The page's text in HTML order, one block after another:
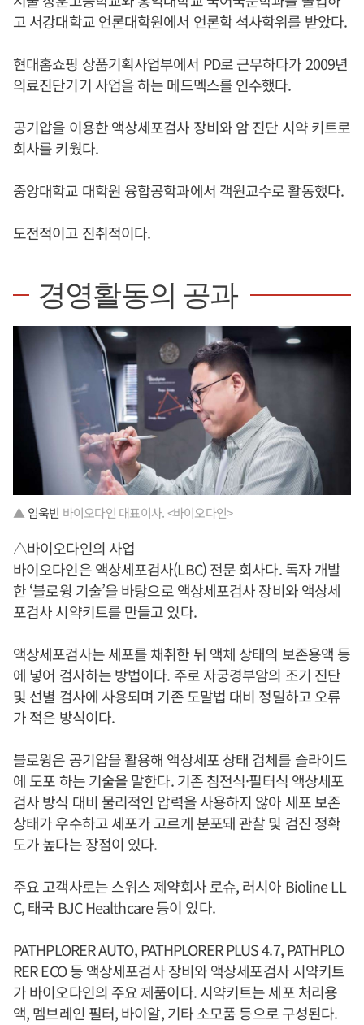
고 서강대학교 언론대학원에서 언론학 석사학위를 받았다.
현대홈쇼핑 상품기획사업부에서 PD로 근무하다가 2009년
의료진단기기 사업을 하는 메드멕스를 인수했다.
공기압을 이용한 액상세포검사 장비와 암 진단 시약 키트로
회사를 키웠다.
중앙대학교 대학원 융합공학과에서 객원교수로 활동했다.
도전적이고 진취적이다.
경영활동의 공과
▲ 임욱빈 바이오다인 대표이사. <바이오다인>
△바이오다인의 사업
바이오다인은 액상세포검사(LBC) 전문 회사다. 독자 개발
한 ‘블로윙 기술’을 바탕으로 액상세포검사 장비와 액상세
포검사 시약키트를 만들고 있다.
액상세포검사는 세포를 채취한 뒤 액체 상태의 보존용액 등
에 넣어 검사하는 방법이다. 주로 자궁경부암의 조기 진단
및 선별 검사에 사용되며 기존 도말법 대비 정밀하고 오류
가 적은 방식이다.
블로윙은 공기압을 활용해 액상세포 상태 검체를 슬라이드
에 도포 하는 기술을 말한다. 기존 침전식·필터식 액상세포
검사 방식 대비 물리적인 압력을 사용하지 않아 세포 보존
상태가 우수하고 세포가 고르게 분포돼 관찰 및 검진 정확
도가 높다는 장점이 있다.
주요 고객사로는 스위스 제약회사 로슈, 러시아 Bioline LL
C, 태국 BJC Healthcare 등이 있다.
PATHPLORER AUTO, PATHPLORER PLUS 4.7, PATHPLO
RER ECO 등 액상세포검사 장비와 액상세포검사 시약키트
가 바이오다인의 주요 제품이다. 시약키트는 세포 처리용
액, 멤브레인 필터, 바이알, 기타 소모품 등으로 구성된다.